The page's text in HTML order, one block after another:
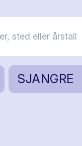
SJANGRE